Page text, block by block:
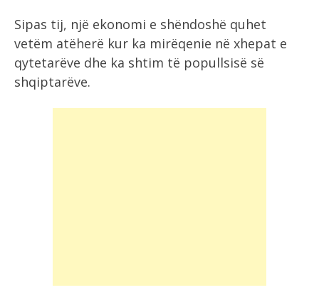
Sipas tij, një ekonomi e shëndoshë quhet
vetëm atëherë kur ka mirëqenie në xhepat e
qytetarëve dhe ka shtim të popullsisë së
shqiptarëve.